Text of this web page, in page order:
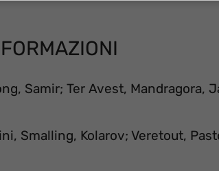
Samir; Ter Avest, Mandragora,
Smalling, Kolarov; Veretout,